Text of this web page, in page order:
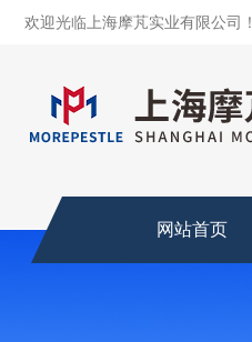
欢迎光临上海摩芃实业有限公司！
网站首页